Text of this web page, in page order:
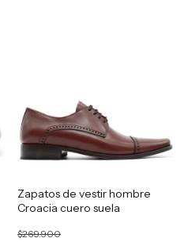
Zapatos de vestir hombre
Croacia cuero suela
$269.900